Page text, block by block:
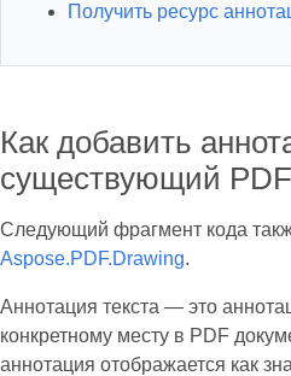
Получить ресурс
Как добавить
существующий
Следующий фрагмент кода
Aspose.PDF.Drawing.
Аннотация текста — это
конкретному месту в PDF
аннотация отображается как